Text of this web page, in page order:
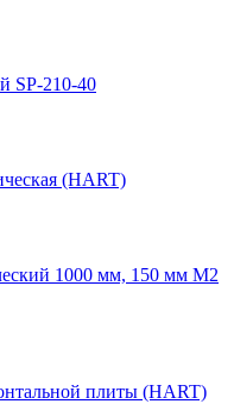
SP-210-40
(HART)
1000 мм, 150 мм М2
плиты (HART)